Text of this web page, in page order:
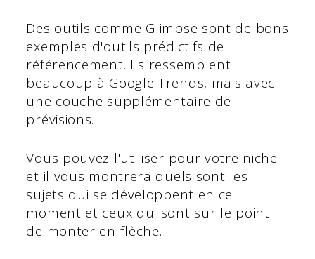
Des outils comme Glimpse sont de bons
exemples d'outils prédictifs de
référencement. Ils ressemblent
beaucoup à Google Trends, mais avec
une couche supplémentaire de
prévisions.
Vous pouvez l'utiliser pour votre niche
et il vous montrera quels sont les
sujets qui se développent en ce
moment et ceux qui sont sur le point
de monter en flèche.